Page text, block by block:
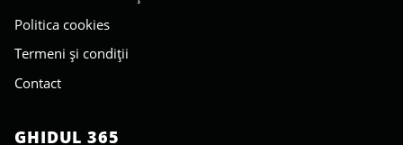
Politica cookies
Termeni și condiții
Contact
GHIDUL 365